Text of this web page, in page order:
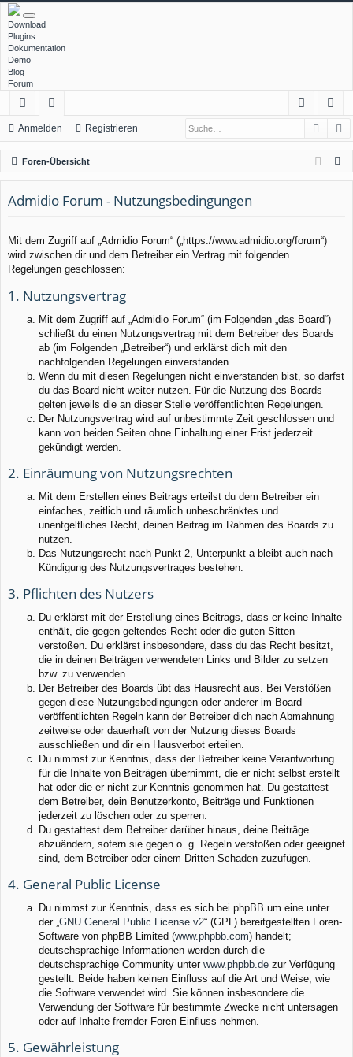
Download
Plugins
Dokumentation
Demo
Blog
Forum
ch
ne
llz
ug
f
or
en
m
el
ist
rie
Anmelden Registrieren
Foren-Übersicht
Admidio Forum - Nutzungsbedingungen
Mit dem Zugriff auf „Admidio Forum“ („https://www.admidio.org/forum“)
wird zwischen dir und dem Betreiber ein Vertrag mit folgenden
Regelungen geschlossen:
1. Nutzungsvertrag
Mit dem Zugriff auf „Admidio Forum“ (im Folgenden „das Board“)
schließt du einen Nutzungsvertrag mit dem Betreiber des Boards
ab (im Folgenden „Betreiber“) und erklärst dich mit den
nachfolgenden Regelungen einverstanden.
Wenn du mit diesen Regelungen nicht einverstanden bist, so darfst
du das Board nicht weiter nutzen. Für die Nutzung des Boards
gelten jeweils die an dieser Stelle veröffentlichten Regelungen.
Der Nutzungsvertrag wird auf unbestimmte Zeit geschlossen und
kann von beiden Seiten ohne Einhaltung einer Frist jederzeit
gekündigt werden.
2. Einräumung von Nutzungsrechten
Mit dem Erstellen eines Beitrags erteilst du dem Betreiber ein
einfaches, zeitlich und räumlich unbeschränktes und
unentgeltliches Recht, deinen Beitrag im Rahmen des Boards zu
nutzen.
Das Nutzungsrecht nach Punkt 2, Unterpunkt a bleibt auch nach
Kündigung des Nutzungsvertrages bestehen.
3. Pflichten des Nutzers
Du erklärst mit der Erstellung eines Beitrags, dass er keine Inhalte
enthält, die gegen geltendes Recht oder die guten Sitten
verstoßen. Du erklärst insbesondere, dass du das Recht besitzt,
die in deinen Beiträgen verwendeten Links und Bilder zu setzen
bzw. zu verwenden.
Der Betreiber des Boards übt das Hausrecht aus. Bei Verstößen
gegen diese Nutzungsbedingungen oder anderer im Board
veröffentlichten Regeln kann der Betreiber dich nach Abmahnung
zeitweise oder dauerhaft von der Nutzung dieses Boards
ausschließen und dir ein Hausverbot erteilen.
Du nimmst zur Kenntnis, dass der Betreiber keine Verantwortung
für die Inhalte von Beiträgen übernimmt, die er nicht selbst erstellt
hat oder die er nicht zur Kenntnis genommen hat. Du gestattest
dem Betreiber, dein Benutzerkonto, Beiträge und Funktionen
jederzeit zu löschen oder zu sperren.
Du gestattest dem Betreiber darüber hinaus, deine Beiträge
abzuändern, sofern sie gegen o. g. Regeln verstoßen oder geeignet
sind, dem Betreiber oder einem Dritten Schaden zuzufügen.
4. General Public License
Du nimmst zur Kenntnis, dass es sich bei phpBB um eine unter
der „GNU General Public License v2“ (GPL) bereitgestellten Foren-
Software von phpBB Limited (www.phpbb.com) handelt;
deutschsprachige Informationen werden durch die
deutschsprachige Community unter www.phpbb.de zur Verfügung
gestellt. Beide haben keinen Einfluss auf die Art und Weise, wie
die Software verwendet wird. Sie können insbesondere die
Verwendung der Software für bestimmte Zwecke nicht untersagen
oder auf Inhalte fremder Foren Einfluss nehmen.
5. Gewährleistung